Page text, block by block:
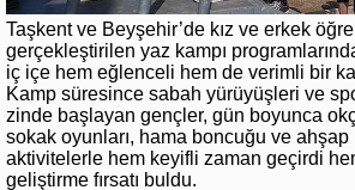
Taşkent ve Beyşehir’de kız ve erkek
gerçekleştirilen yaz kampı
iç içe hem eğlenceli hem de verimli bir
Kamp süresince sabah yürüyüşleri ve
zinde başlayan gençler, gün boyunca
sokak oyunları, hama boncuğu ve
aktivitelerle hem keyifli zaman geçirdi
geliştirme fırsatı buldu.